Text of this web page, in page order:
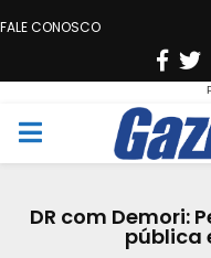
FALE CONOSCO
F
c
e
o
i
t
M
DR com Demori:
pública